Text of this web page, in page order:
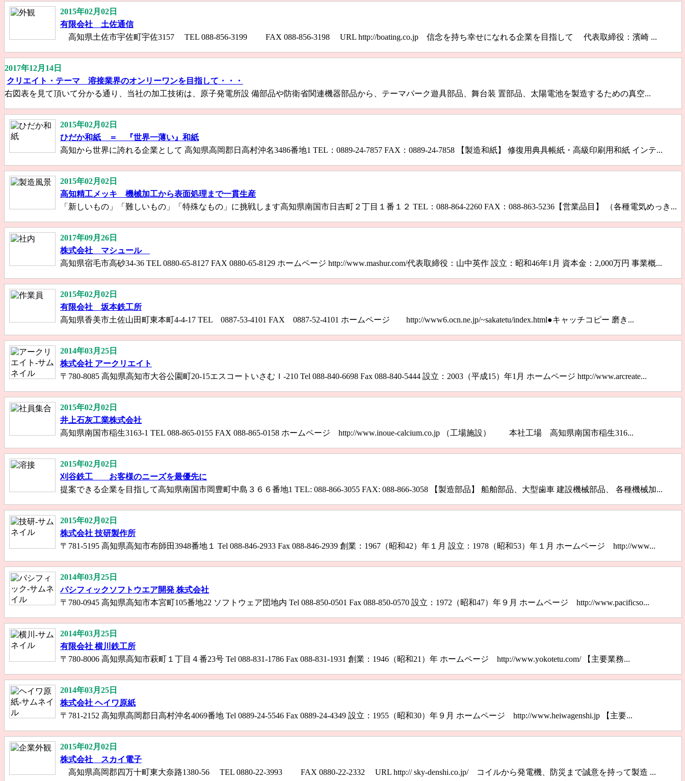
2015年02月02日
有限会社 土佐通信
高知県土佐市宇佐町宇佐3157 TEL 088-856-3199 FAX 088-856-3198 URL http://boating.co.jp 信念を持ち幸せになれる企業を目指して 代表取締役：濱崎 ...
2017年12月14日
クリエイト・テーマ 溶接業界のオンリーワンを目指して・・・
右図表を見て頂いて分かる通り、当社の加工技術は、原子発電所設 備部品や防衛省関連機器部品から、テーマパーク遊具部品、舞台装 置部品、太陽電池を製造するための真空...
2015年02月02日
ひだか和紙 ＝ 『世界一薄い』和紙
高知から世界に誇れる企業として 高知県高岡郡日高村沖名3486番地1 TEL：0889-24-7857 FAX：0889-24-7858 【製造和紙】 修復用典具帳紙・高級印刷用和紙 インテ...
2015年02月02日
高知精工メッキ 機械加工から表面処理まで一貫生産
「新しいもの」「難しいもの」「特殊なもの」に挑戦します高知県南国市日吉町２丁目１番１２ TEL：088-864-2260 FAX：088-863-5236【営業品目】 （各種電気めっき...
2017年09月26日
株式会社 マシュール
高知県宿毛市高砂34-36 TEL 0880-65-8127 FAX 0880-65-8129 ホームページ http://www.mashur.com/代表取締役：山中英作 設立：昭和46年1月 資本金：2,000万円 事業概...
2015年02月02日
有限会社 坂本鉄工所
高知県香美市土佐山田町東本町4‐4‐17 TEL 0887‐53‐4101 FAX 0887‐52‐4101 ホームページ http://www6.ocn.ne.jp/~sakatetu/index.html●キャッチコピー 磨き...
2014年03月25日
株式会社 アークリエイト
〒780-8085 高知県高知市大谷公園町20-15エスコートいさむＩ-210 Tel 088-840-6698 Fax 088-840-5444 設立：2003（平成15）年1月 ホームページ http://www.arcreate...
2015年02月02日
井上石灰工業株式会社
高知県南国市稲生3163‐1 TEL 088‐865‐0155 FAX 088‐865‐0158 ホームページ http://www.inoue-calcium.co.jp （工場施設） 本社工場 高知県南国市稲生316...
2015年02月02日
刈谷鉄工 お客様のニーズを最優先に
提案できる企業を目指して高知県南国市岡豊町中島３６６番地1 TEL: 088-866-3055 FAX: 088-866-3058 【製造部品】 船舶部品、大型歯車 建設機械部品、 各種機械加...
2015年02月02日
株式会社 技研製作所
〒781-5195 高知県高知市布師田3948番地１ Tel 088-846-2933 Fax 088-846-2939 創業：1967（昭和42）年１月 設立：1978（昭和53）年１月 ホームページ http://www...
2014年03月25日
パシフィックソフトウエア開発 株式会社
〒780-0945 高知県高知市本宮町105番地22 ソフトウェア団地内 Tel 088-850-0501 Fax 088-850-0570 設立：1972（昭和47）年９月 ホームページ http://www.pacificso...
2014年03月25日
有限会社 横川鉄工所
〒780-8006 高知県高知市萩町１丁目４番23号 Tel 088-831-1786 Fax 088-831-1931 創業：1946（昭和21）年 ホームページ http://www.yokotetu.com/ 【主要業務...
2014年03月25日
株式会社 ヘイワ原紙
〒781-2152 高知県高岡郡日高村沖名4069番地 Tel 0889-24-5546 Fax 0889-24-4349 設立：1955（昭和30）年９月 ホームページ http://www.heiwagenshi.jp 【主要...
2015年02月02日
株式会社 スカイ電子
高知県高岡郡四万十町東大奈路1380-56 TEL 0880-22-3993 FAX 0880-22-2332 URL http:// sky-denshi.co.jp/ コイルから発電機、防災まで誠意を持って製造 ...